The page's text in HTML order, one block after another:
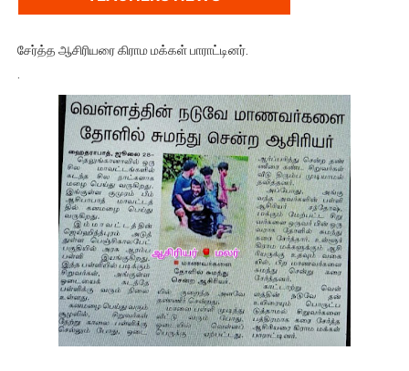
சேர்த்த ஆசிரியரை கிராம மக்கள் பாராட்டினர்.
.